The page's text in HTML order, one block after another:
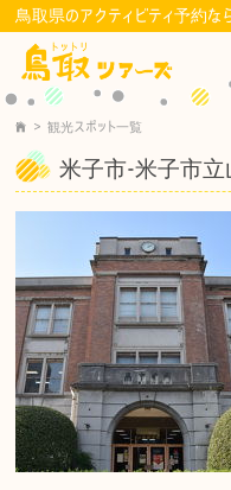
鳥取県のアクティビティ予約な
>観光スポット一覧
米子市-米子市